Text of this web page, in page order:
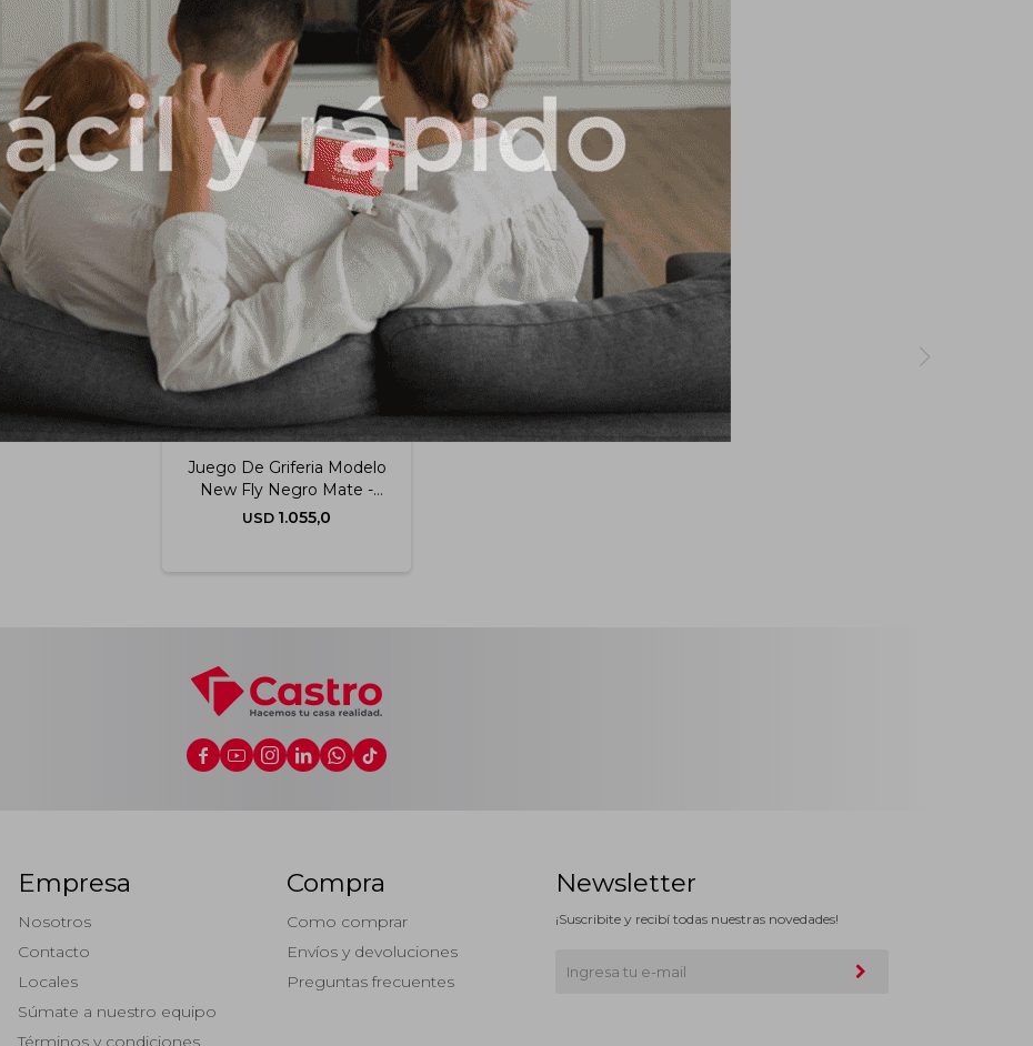
Productos que te pueden interesar
Juego De Griferia Modelo
New Fly Negro Mate -
Lavatorio + Bidet + Ducha
USD 1.055,0
     
Empresa
Nosotros
Contacto
Locales
Súmate a nuestro equipo
Términos y condiciones
Compra
Como comprar
Envíos y devoluciones
Preguntas frecuentes
Newsletter
¡Suscribite y recibí todas nuestras novedades!